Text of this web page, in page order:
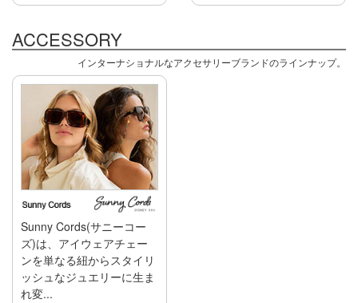
ACCESSORY
インターナショナルなアクセサリーブランドのラインナップ。
Sunny Cords(サニーコー
ズ)は、アイウェアチェー
ンを単なる紐からスタイリ
ッシュなジュエリーに生ま
れ変...